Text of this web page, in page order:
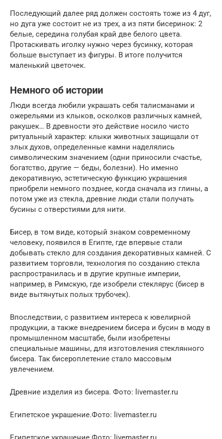
Последующий далее ряд должен состоять тоже из 4 дуг,
но дуга уже состоит не из трех, а из пяти бисеринок: 2
белые, середина голубая край две белого цвета.
Протаскивать иголку нужно через бусинку, которая
больше выступает из фигуры. В итоге получится
маленький цветочек.
Немного об истории
Люди всегда любили украшать себя талисманами и
ожерельями из клыков, осколков различных камней,
ракушек… В древности это действие носило чисто
ритуальный характер: клыки животных защищали от
злых духов, определенные камни наделялись
символическим значением (одни приносили счастье,
богатство, другие — беды, болезни). Но именно
декоративную, эстетическую функцию украшения
приобрели немного позднее, когда сначала из глины, а
потом уже из стекла, древние люди стали получать
бусины с отверстиями для нити.
Бисер, в том виде, который знаком современному
человеку, появился в Египте, где впервые стали
добывать стекло для создания декоративных камней. С
развитием торговли, технология по созданию стекла
распространилась и в другие крупные империи,
например, в Римскую, где изобрели стеклярус (бисер в
виде вытянутых полых трубочек).
Впоследствии, с развитием интереса к ювелирной
продукции, а также внедрением бисера и бусин в моду в
промышленном масштабе, были изобретены
специальные машины, для изготовления стеклянного
бисера. Так бисероплетение стало массовым
увлечением.
Древние изделия из бисера. Фото: livemaster.ru
Египетское украшение.Фото: livemaster.ru